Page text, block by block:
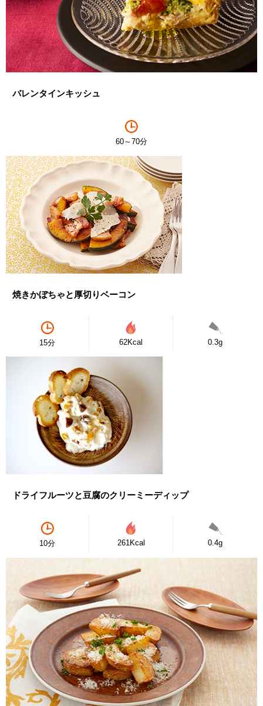
バレンタインキッシュ
60～70分
焼きかぼちゃと厚切りベーコン
15分 62Kcal 0.3g
ドライフルーツと豆腐のクリーミーディップ
10分 261Kcal 0.4g